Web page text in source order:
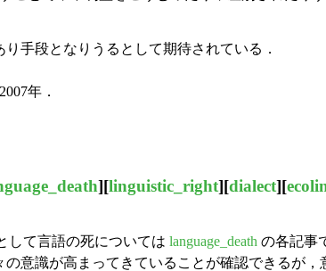
手段となりうるとして期待されている．
年．
][linguistic_right][dialect][
して言語の死については language_death の各記事
意識が高まってきていることが確認できるが